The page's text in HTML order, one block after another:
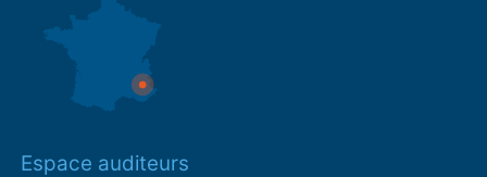
Espace auditeurs